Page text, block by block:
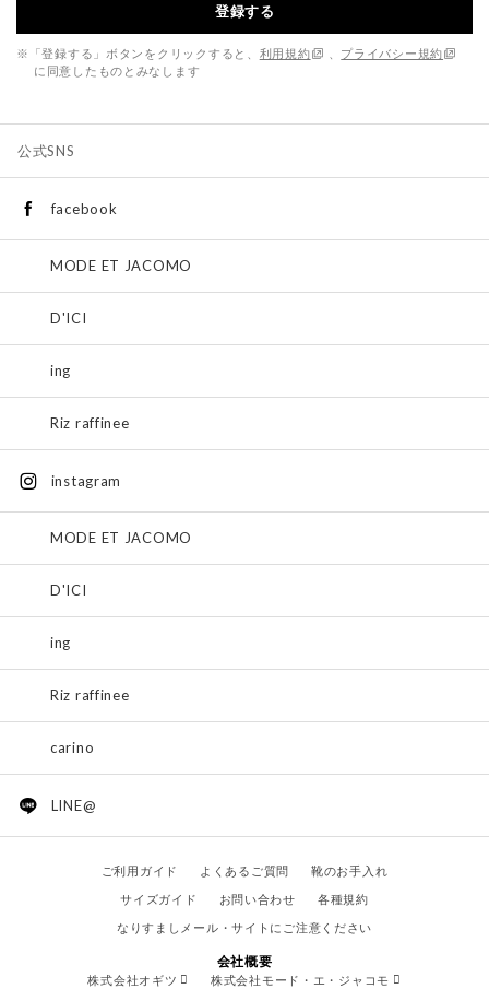
登録する
※「登録する」ボタンをクリックすると、 利用規約
プライバシー規約
に同意したものとみなします
公式SNS
facebook
MODE ET JACOMO
D'ICI
ing
Riz raffinee
instagram
MODE ET JACOMO
D'ICI
ing
Riz raffinee
carino
LINE@
ご利用ガイド よくあるご質問
靴のお手入れ
サイズガイド
お問い合わせ
各種規約
なりすましメール・サイトにご注意ください
会社概要
株式会社オギツ 株式会社モード・エ・ジャコモ